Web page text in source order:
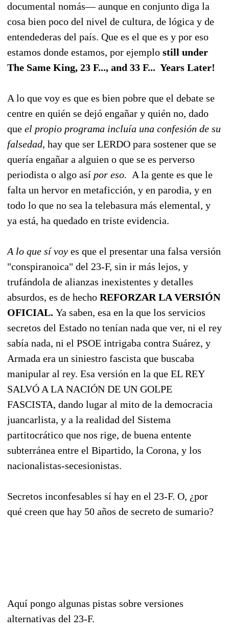
documental nomás— aunque en conjunto diga la
cosa bien poco del nivel de cultura, de lógica y de
entendederas del país. Que es el que es y por eso
estamos donde estamos, por ejemplo still under
The Same King, 23 F..., and 33 F... Years Later!
A lo que voy es que es bien pobre que el debate se
centre en quién se dejó engañar y quién no, dado
que el propio programa incluía una confesión de su
falsedad, hay que ser LERDO para sostener que se
quería engañar a alguien o que se es perverso
periodista o algo así por eso. A la gente es que le
falta un hervor en metaficción, y en parodia, y en
todo lo que no sea la telebasura más elemental, y
ya está, ha quedado en triste evidencia.
A lo que sí voy es que el presentar una falsa versión
"conspiranoica" del 23-F, sin ir más lejos, y
trufándola de alianzas inexistentes y detalles
absurdos, es de hecho REFORZAR LA VERSIÓN
OFICIAL. Ya saben, esa en la que los servicios
secretos del Estado no tenían nada que ver, ni el rey
sabía nada, ni el PSOE intrigaba contra Suárez, y
Armada era un siniestro fascista que buscaba
manipular al rey. Esa versión en la que EL REY
SALVÓ A LA NACIÓN DE UN GOLPE
FASCISTA, dando lugar al mito de la democracia
juancarlista, y a la realidad del Sistema
partitocrático que nos rige, de buena entente
subterránea entre el Bipartido, la Corona, y los
nacionalistas-secesionistas.
Secretos inconfesables sí hay en el 23-F. O, ¿por
qué creen que hay 50 años de secreto de sumario?
Aquí pongo algunas pistas sobre versiones
alternativas del 23-F.